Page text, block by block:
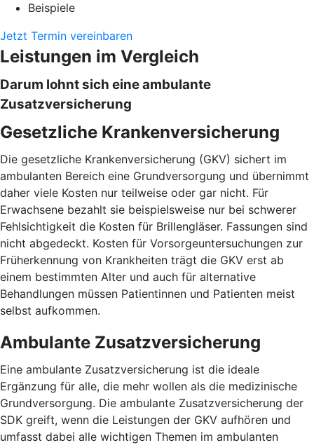
Beispiele
Jetzt Termin vereinbaren
Leistungen im Vergleich
Darum lohnt sich eine ambulante
Zusatzversicherung
Gesetzliche Krankenversicherung
Die gesetzliche Krankenversicherung (GKV) sichert im
ambulanten Bereich eine Grundversorgung und übernimmt
daher viele Kosten nur teilweise oder gar nicht. Für
Erwachsene bezahlt sie beispielsweise nur bei schwerer
Fehlsichtigkeit die Kosten für Brillengläser. Fassungen sind
nicht abgedeckt. Kosten für Vorsorgeuntersuchungen zur
Früherkennung von Krankheiten trägt die GKV erst ab
einem bestimmten Alter und auch für alternative
Behandlungen müssen Patientinnen und Patienten meist
selbst aufkommen.
Ambulante Zusatzversicherung
Eine ambulante Zusatzversicherung ist die ideale
Ergänzung für alle, die mehr wollen als die medizinische
Grundversorgung. Die ambulante Zusatzversicherung der
SDK greift, wenn die Leistungen der GKV aufhören und
umfasst dabei alle wichtigen Themen im ambulanten